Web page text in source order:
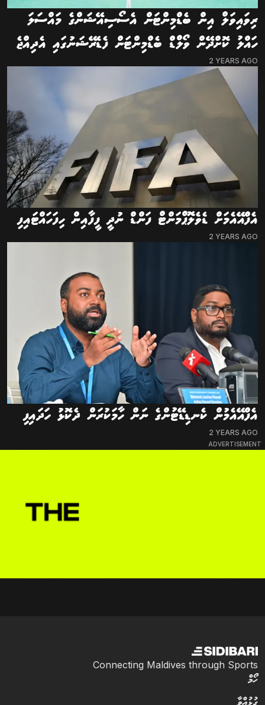
ADVERTISEMENT
ރިވައިވަލް އިން ބެޑްމިންޓަން އެސޯސިއޭޝަންގެ މައްސަލަ
ހައްލު ކޮށްދޭން ވޯލްޑް ބެޑްމިންޓަން ފެޑެރޭޝަނުގައި އެދިއްޖެ
2 YEARS AGO
އެފްއޭއެމަށް ޑެވެލޮޕްމަންޓް ފަންޑް ނުދީ ފީފާއިން ހިފަހައްޓައިފި
2 YEARS AGO
އެފްއޭއެމުން ކެނޑިޑޭޓުންގެ ނަން ހާމަކުރަން ދެކޮޅު ހަދައިފި
2 YEARS AGO
Connecting Maldives through Sports
ހޯމް